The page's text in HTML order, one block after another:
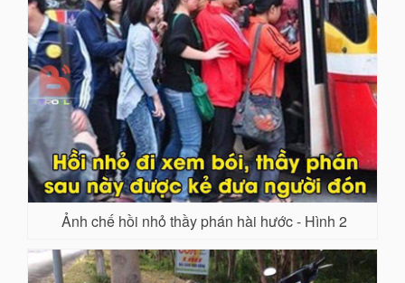
Ảnh chế hồi nhỏ thầy phán hài hước - Hình 2